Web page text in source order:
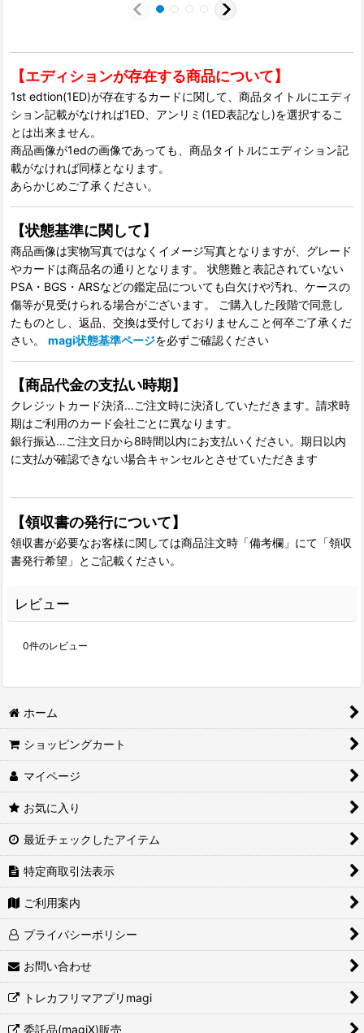
【エディションが存在する商品について】
1st edtion(1ED)が存在するカードに関して、商品タイトルにエディ
ション記載がなければ1ED、アンリミ(1ED表記なし)を選択するこ
とは出来ません。
商品画像が1edの画像であっても、商品タイトルにエディション記
載がなければ同様となります。
あらかじめご了承ください。
【状態基準に関して】
商品画像は実物写真ではなくイメージ写真となりますが、グレード
やカードは商品名の通りとなります。 状態難と表記されていない
PSA・BGS・ARSなどの鑑定品についても白欠けや汚れ、ケースの
傷等が見受けられる場合がございます。 ご購入した段階で同意し
たものとし、返品、交換は受付しておりませんこと何卒ご了承くだ
さい。 magi状態基準ページを必ずご確認ください
【商品代金の支払い時期】
クレジットカード決済…ご注文時に決済していただきます。請求時
期はご利用のカード会社ごとに異なります。
銀行振込…ご注文日から8時間以内にお支払いください。期日以内
に支払が確認できない場合キャンセルとさせていただきます
【領収書の発行について】
領収書が必要なお客様に関しては商品注文時「備考欄」にて「領収
書発行希望」とご記載ください。
レビュー
0件のレビュー
ホーム
ショッピングカート
マイページ
お気に入り
最近チェックしたアイテム
特定商取引法表示
ご利用案内
プライバシーポリシー
お問い合わせ
トレカフリマアプリmagi
委託品(magiX)販売